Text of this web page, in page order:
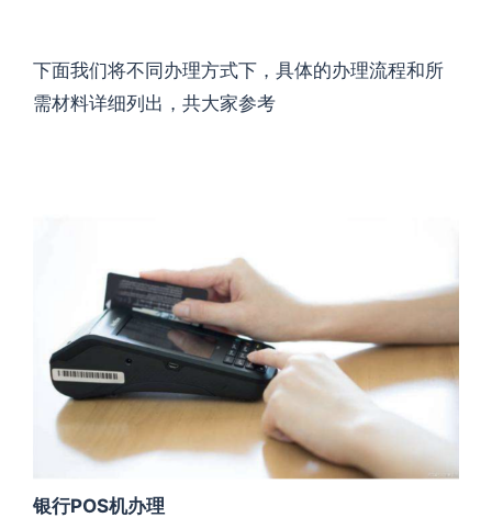
下面我们将不同办理方式下，具体的办理流程和所
需材料详细列出，共大家参考
银行POS机办理